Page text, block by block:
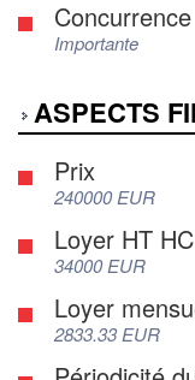
Concurrence
Importante
ASPECTS
Prix
240000 EUR
Loyer HT
34000 EUR
Loyer
2833.33 EUR